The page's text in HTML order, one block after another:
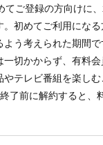
てご登録の方向けに
。初めてご利用にな
う考えられた期間
一切かからず、有料
テレビ番組を楽しむ
了前に解約すると、